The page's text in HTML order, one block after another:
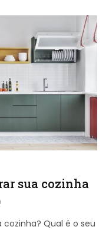
sua cozinha
Qual é o seu